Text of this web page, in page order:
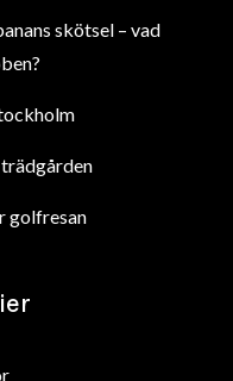
skötsel – vad
golfresan